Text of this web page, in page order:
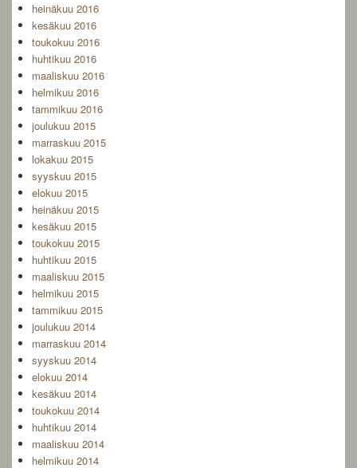
heinäkuu 2016
kesäkuu 2016
toukokuu 2016
huhtikuu 2016
maaliskuu 2016
helmikuu 2016
tammikuu 2016
joulukuu 2015
marraskuu 2015
lokakuu 2015
syyskuu 2015
elokuu 2015
heinäkuu 2015
kesäkuu 2015
toukokuu 2015
huhtikuu 2015
maaliskuu 2015
helmikuu 2015
tammikuu 2015
joulukuu 2014
marraskuu 2014
syyskuu 2014
elokuu 2014
kesäkuu 2014
toukokuu 2014
huhtikuu 2014
maaliskuu 2014
helmikuu 2014